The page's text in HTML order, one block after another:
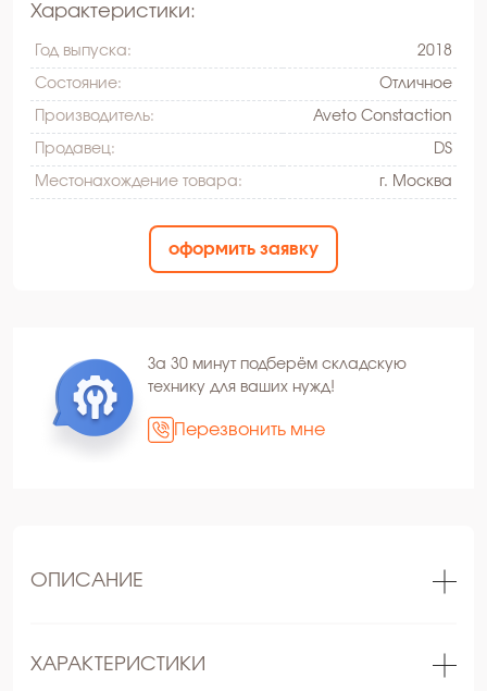
Характеристики:
Год выпуска: 2018
Состояние: Oтличное
Производитель: Aveto Constaction
Продавец: DS
Местонахождение товара: г. Москва
оформить заявку
За 30 минут подберём складскую
технику для ваших нужд!
Перезвонить мне
ОПИСАНИЕ
ХАРАКТЕРИСТИКИ